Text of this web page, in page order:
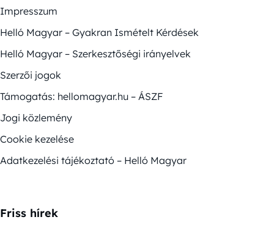
Impresszum
Helló Magyar – Gyakran Ismételt Kérdések
Helló Magyar – Szerkesztőségi irányelvek
Szerzői jogok
Támogatás: hellomagyar.hu – ÁSZF
Jogi közlemény
Cookie kezelése
Adatkezelési tájékoztató – Helló Magyar
Friss hírek